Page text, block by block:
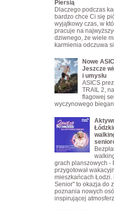
Piersią
Dlaczego podczas
bardzo chce Ci się
wyjątkowy czas, w
pracuje na
dziwnego, że wiele
karmienia odczuwa
Nowe
Jeszcze
i umysłu
ASICS
TRAIL 2,
flagowej
wyczynowego
grach planszowych -
przygotował
mieszkańcach Łodzi.
Senior" to okazja do
poznania nowych
inspirującej